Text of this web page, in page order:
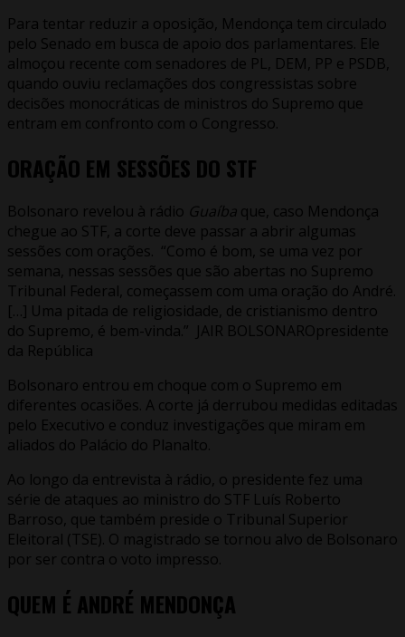
Para tentar reduzir a oposição, Mendonça tem circulado
pelo Senado em busca de apoio dos parlamentares. Ele
almoçou recente com senadores de PL, DEM, PP e PSDB,
quando ouviu reclamações dos congressistas sobre
decisões monocráticas de ministros do Supremo que
entram em confronto com o Congresso.
ORAÇÃO EM SESSÕES DO STF
Bolsonaro revelou à rádio Guaíba que, caso Mendonça
chegue ao STF, a corte deve passar a abrir algumas
sessões com orações. “Como é bom, se uma vez por
semana, nessas sessões que são abertas no Supremo
Tribunal Federal, começassem com uma oração do André.
[…] Uma pitada de religiosidade, de cristianismo dentro
do Supremo, é bem-vinda.” JAIR BOLSONAROpresidente
da República
Bolsonaro entrou em choque com o Supremo em
diferentes ocasiões. A corte já derrubou medidas editadas
pelo Executivo e conduz investigações que miram em
aliados do Palácio do Planalto.
Ao longo da entrevista à rádio, o presidente fez uma
série de ataques ao ministro do STF Luís Roberto
Barroso, que também preside o Tribunal Superior
Eleitoral (TSE). O magistrado se tornou alvo de Bolsonaro
por ser contra o voto impresso.
QUEM É ANDRÉ MENDONÇA